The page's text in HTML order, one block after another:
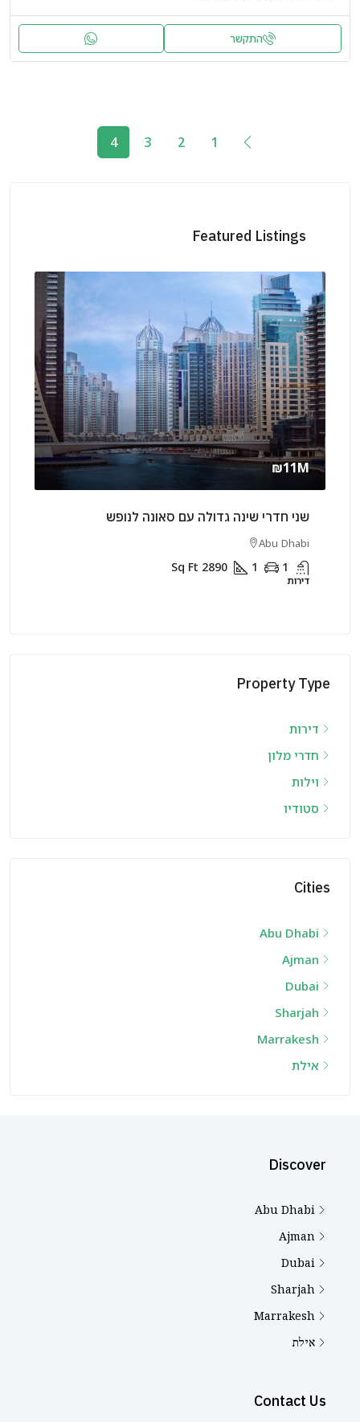
התקשר
1
2
3
4
Featured Listings
₪11M
שני חדרי שינה גדולה עם סאונה לנופש
Abu Dhabi
1
1
2890
Sq Ft
דירות
Property Type
דירות
חדרי מלון
וילות
סטודיו
Cities
Abu Dhabi
Ajman
Dubai
Sharjah
Marrakesh
אילת
Discover
Abu Dhabi
Ajman
Dubai
Sharjah
Marrakesh
אילת
Contact Us